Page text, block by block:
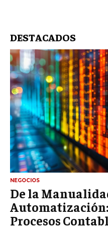
DESTACADOS
NEGOCIOS
De la
Procesos